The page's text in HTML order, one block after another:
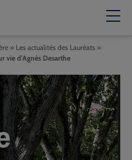
» Les actualités des Lauréats »
vie d’Agnès Desarthe